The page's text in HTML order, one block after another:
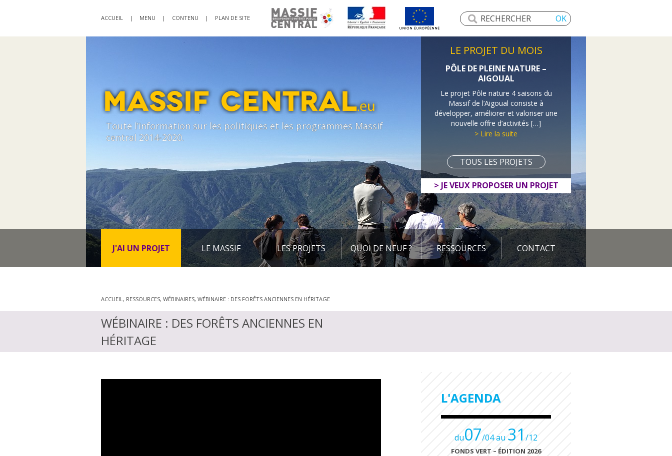
ACCUEIL | MENU | CONTENU | PLAN DE SITE
Toute l’information sur les politiques et les programmes Massif
central 2014-2020.
LE PROJET DU MOIS
PÔLE DE PLEINE NATURE –
AIGOUAL
Le projet Pôle nature 4 saisons du
Massif de l’Aigoual consiste à
développer, améliorer et valoriser une
nouvelle offre d’activités […]
> Lire la suite
TOUS LES PROJETS
> JE VEUX PROPOSER UN PROJET
J'AI UN PROJET LE MASSIF LES PROJETS QUOI DE NEUF ? RESSOURCES CONTACT
ACCUEIL, RESSOURCES, WÉBINAIRES, WÉBINAIRE : DES FORÊTS ANCIENNES EN HÉRITAGE
WÉBINAIRE : DES FORÊTS ANCIENNES EN
HÉRITAGE
L'AGENDA
du07/04 au31/12
FONDS VERT – ÉDITION 2026